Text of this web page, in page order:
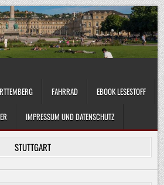
FAHRRAD EBOOK LESESTOFF
IMPRESSUM UND DATENSCHUTZ
STUTTGART